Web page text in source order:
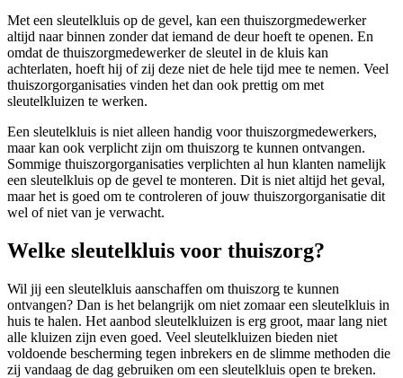
Met een sleutelkluis op de gevel, kan een thuiszorgmedewerker
altijd naar binnen zonder dat iemand de deur hoeft te openen. En
omdat de thuiszorgmedewerker de sleutel in de kluis kan
achterlaten, hoeft hij of zij deze niet de hele tijd mee te nemen. Veel
thuiszorgorganisaties vinden het dan ook prettig om met
sleutelkluizen te werken.
Een sleutelkluis is niet alleen handig voor thuiszorgmedewerkers,
maar kan ook verplicht zijn om thuiszorg te kunnen ontvangen.
Sommige thuiszorgorganisaties verplichten al hun klanten namelijk
een sleutelkluis op de gevel te monteren. Dit is niet altijd het geval,
maar het is goed om te controleren of jouw thuiszorgorganisatie dit
wel of niet van je verwacht.
Welke sleutelkluis voor thuiszorg?
Wil jij een sleutelkluis aanschaffen om thuiszorg te kunnen
ontvangen? Dan is het belangrijk om niet zomaar een sleutelkluis in
huis te halen. Het aanbod sleutelkluizen is erg groot, maar lang niet
alle kluizen zijn even goed. Veel sleutelkluizen bieden niet
voldoende bescherming tegen inbrekers en de slimme methoden die
zij vandaag de dag gebruiken om een sleutelkluis open te breken.